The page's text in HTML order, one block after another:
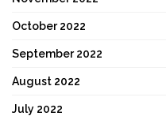
October 2022
September 2022
August 2022
July 2022